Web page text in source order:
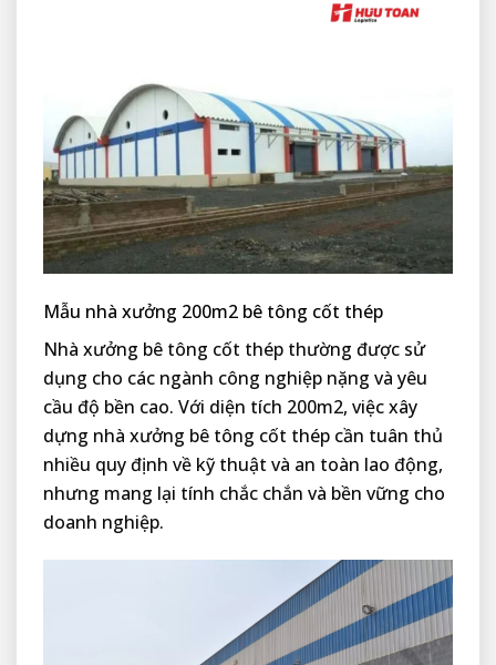
Mẫu nhà xưởng 200m2 bê tông cốt thép
Nhà xưởng bê tông cốt thép thường được sử
dụng cho các ngành công nghiệp nặng và yêu
cầu độ bền cao. Với diện tích 200m2, việc xây
dựng nhà xưởng bê tông cốt thép cần tuân thủ
nhiều quy định về kỹ thuật và an toàn lao động,
nhưng mang lại tính chắc chắn và bền vững cho
doanh nghiệp.